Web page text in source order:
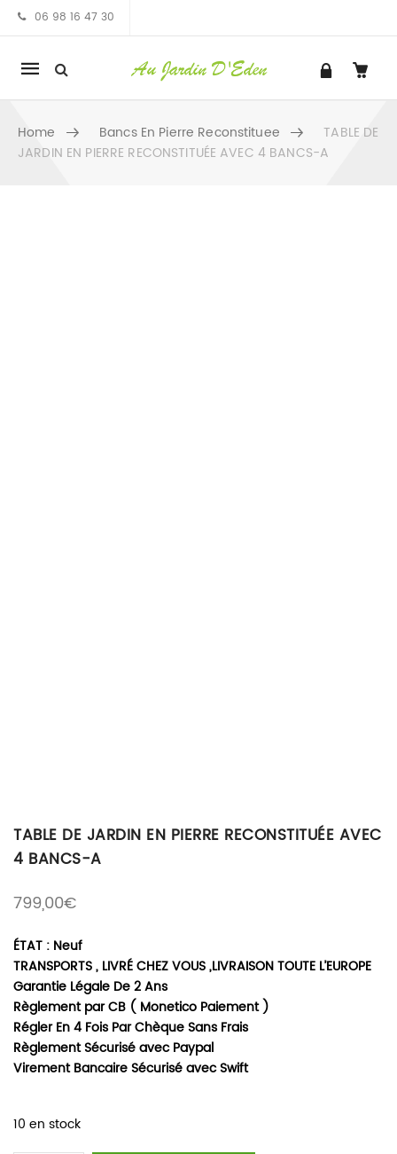
06 98 16 47 30
Mobile
navigation
Home Bancs En Pierre Reconstituee
TABLE DE
JARDIN EN PIERRE RECONSTITUÉE AVEC 4 BANCS-A
TABLE DE JARDIN EN PIERRE RECONSTITUÉE AVEC
4 BANCS-A
799,00€
ÉTAT : Neuf
TRANSPORTS , LIVRÉ CHEZ VOUS ,LIVRAISON TOUTE L’EUROPE
Garantie Légale De 2 Ans
Règlement par CB ( Monetico Paiement )
Régler En 4 Fois Par Chèque Sans Frais
Règlement Sécurisé avec Paypal
Virement Bancaire Sécurisé avec Swift
10 en stock